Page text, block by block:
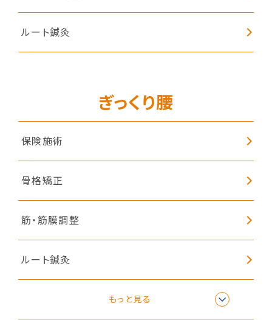
ルート鍼灸
ぎっくり腰
保険施術
骨格矯正
筋・筋膜調整
ルート鍼灸
もっと見る